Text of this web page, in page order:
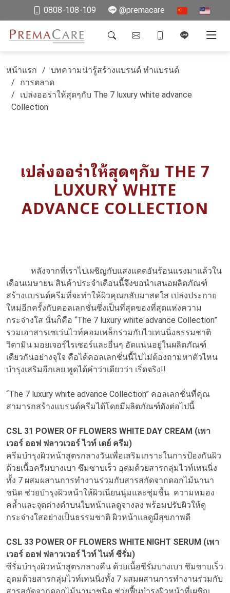
0808-108-109 @premacare
หน้าแรก
บทความน่ารู้สร้างแบรนด์ ทำแบรนด์
การตลาด
เปล่งออร่าให้สุดๆกับ The 7 luxury white advance
Collection
เปล่งออร่าให้สุดๆกับ THE 7
LUXURY WHITE
ADVANCE COLLECTION
หลังจากที่เราไปเผชิญกับแสงแดดอันร้อนแรงมาแล้วใน
เดือนเมษายน สินค้าประจำเดือนนี้จึงขอนำเสนอผลิตภัณฑ์
สร้างแบรนด์ครีมที่จะทำให้ผิวคุณกลับมาสดใส เปล่งประกาย
ใหม่อีกครั้งกับคอลเลกชั่นซึ่งเป็นที่สุดของที่สุดแห่งความ
กระจ่างใส นั่นก็คือ “The 7 luxury white advance Collection”
รวมเอาสารเซเว่นไวท์คอมเพล็กร่วมกับไวเทนนิ่งธรรมชาติ
วิตามิน มอยเจอร์ไรเซอร์และอื่นๆ อัดแน่นอยู่ในผลิตภัณฑ์
เดียวกันอย่างจุใจ คือได้คอลเลกชั่นนี้ไปไม่ต้องถามหาตัวไหน
บำรุงเสริมอีกเลย พูดได้คำว่าเดียวว่า เริ่ดจริง!!
“The 7 luxury white advance Collection” คอลเลกชั่นที่คุณ
สามารถสร้างแบรนด์ครีมได้โดยมีผลิตภัณฑ์ดังต่อไปนี้
CSL 31 POWER OF FLOWERS WHITE DAY CREAM (เพา
เวอร์ ออฟ ฟลาวเวอร์ ไวท์ เดย์ ครีม)
ครีมบำรุงผิวหน้าสูตรกลางวันเพื่อเสริมเกราะในการป้องกันผิว
ด้วยเนื้อครีมบางเบา ซึมซาบเร็ว อุดมด้วยสารกลุ่มไวท์เทนนิ่ง
ทั้ง 7 ผสมผสานการทำงานร่วมกับสารสกัดจากดอกไม้นานา
ชนิด ช่วยบำรุงผิวหน้าให้ผิวเนียนนุ่มและชุ่มชื้น ความหมอง
คล้ำและจุดด่างดำบนใบหน้าแลดูจางลง พร้อมปรับผิวให้ดู
กระจ่างใสอย่างเป็นธรรมชาติ ผิวหน้าแลดูมีสุขภาพดี
CSL 33 POWER OF FLOWERS WHITE NIGHT SERUM (เพา
เวอร์ ออฟ ฟลาวเวอร์ ไวท์ ไนท์ ซีรั่ม)
ซีรั่มบำรุงผิวหน้าสูตรกลางคืน ด้วยเนื้อซีรั่มบางเบา ซึมซาบเร็ว
อุดมด้วยสารกลุ่มไวท์เทนนิ่งทั้ง 7 ผสมผสานการทำงานร่วมกับ